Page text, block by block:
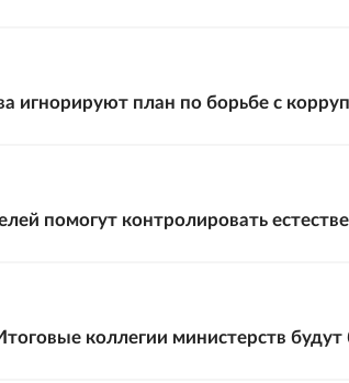
игнорируют план по борьбе с
помогут контролировать
коллегии министерств